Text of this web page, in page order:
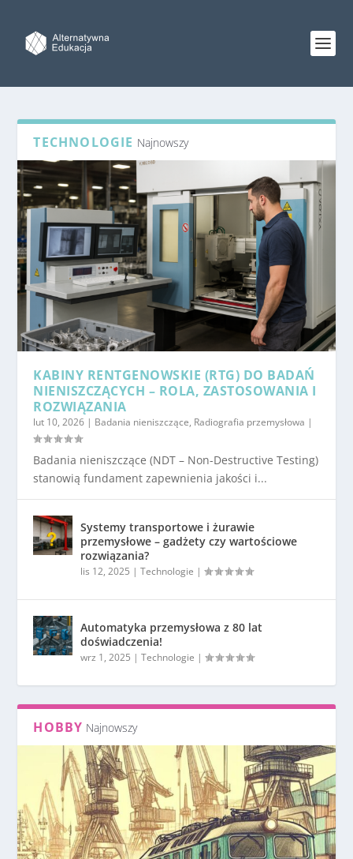
TECHNOLOGIE Najnowszy
KABINY RENTGENOWSKIE (RTG) DO BADAŃ
NIENISZCZĄCYCH – ROLA, ZASTOSOWANIA I
ROZWIĄZANIA
lut 10, 2026 | Badania nieniszczące, Radiografia przemysłowa |
Badania nieniszczące (NDT – Non-Destructive Testing)
stanowią fundament zapewnienia jakości i...
Systemy transportowe i żurawie
przemysłowe – gadżety czy wartościowe
rozwiązania?
lis 12, 2025 |Technologie |
Automatyka przemysłowa z 80 lat
doświadczenia!
wrz 1, 2025 |Technologie |
HOBBY Najnowszy